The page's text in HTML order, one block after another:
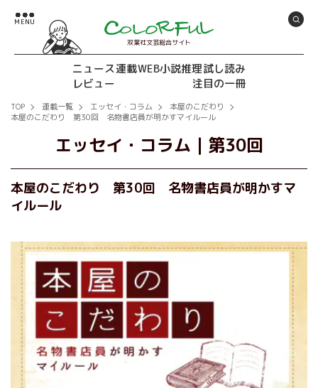
双葉社文芸総合サイト
ニュース連載WEB小説推理試し読み
レビュー
注目の一冊
TOP 連載一覧 エッセイ・コラム
本屋のこだわり
本屋のこだわり 第30回 名物書店員が明かすマイルール
エッセイ・コラム ｜ 第30回
本屋のこだわり 第30回 名物書店員が明かすマ
イルール